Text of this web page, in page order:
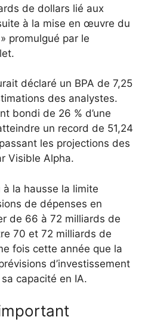
de dollars lié aux
à la mise en œuvre du
promulgué par le
déclaré un BPA de 7,25
des analystes.
bondi de 26 % d’une
un record de 51,24
les projections des
Visible Alpha.
la hausse la limite
de dépenses en
de 66 à 72 milliards de
70 et 72 milliards de
fois cette année que la
d’investissement
capacité en IA.